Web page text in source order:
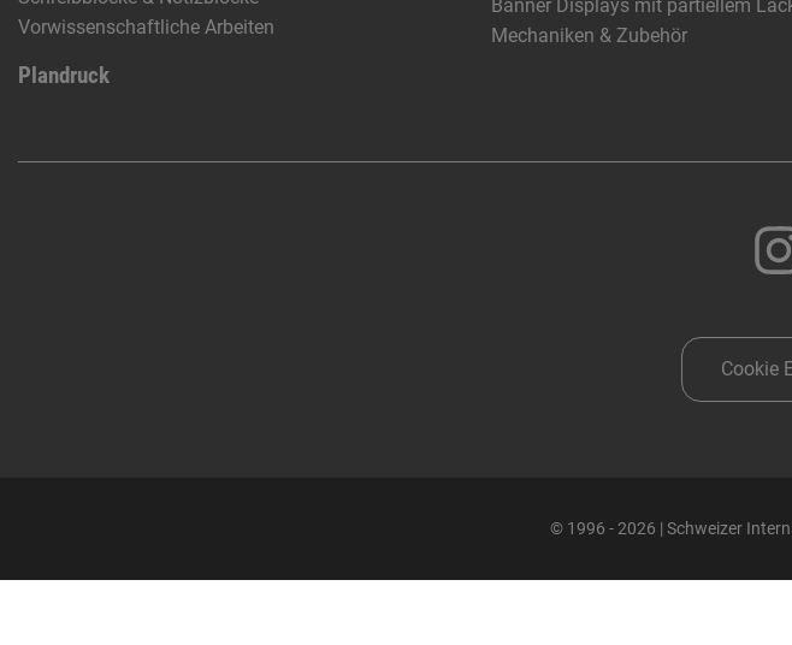
Vorwissenschaftliche Arbeiten
Plandruck
Banner Displays mit partiellem
Mechaniken & Zubehör
Cookie
© 1996 - 2026 | Schweizer